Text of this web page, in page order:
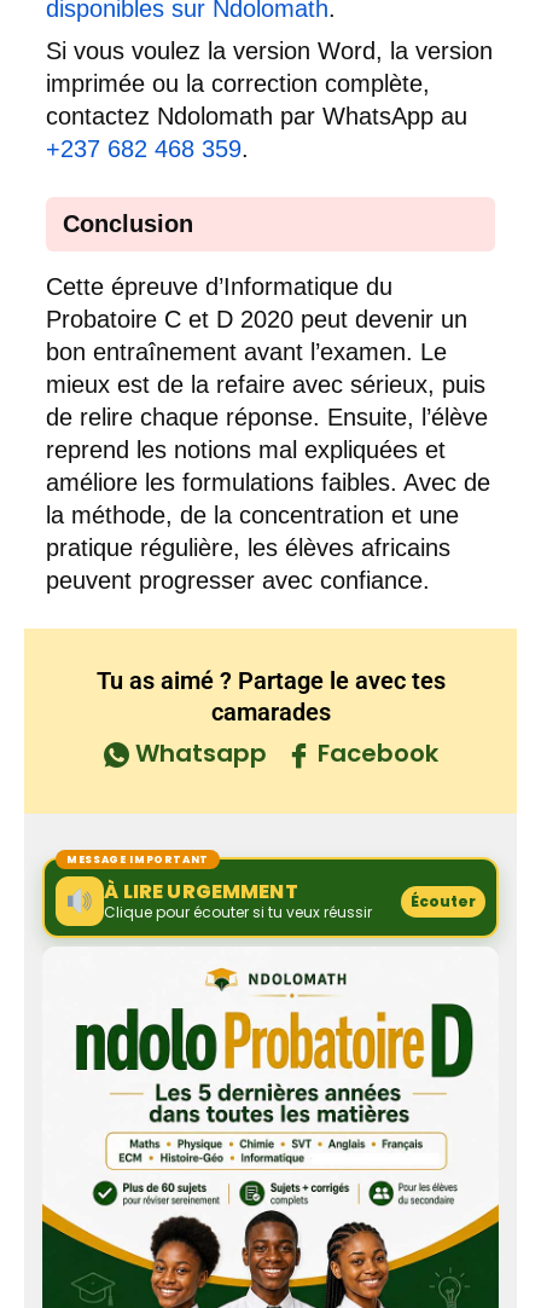
disponibles sur Ndolomath.
Si vous voulez la version Word, la version
imprimée ou la correction complète,
contactez Ndolomath par WhatsApp au
+237 682 468 359.
Conclusion
Cette épreuve d’Informatique du
Probatoire C et D 2020 peut devenir un
bon entraînement avant l’examen. Le
mieux est de la refaire avec sérieux, puis
de relire chaque réponse. Ensuite, l’élève
reprend les notions mal expliquées et
améliore les formulations faibles. Avec de
la méthode, de la concentration et une
pratique régulière, les élèves africains
peuvent progresser avec confiance.
Tu as aimé ? Partage le avec tes
camarades
Whatsapp Facebook
MESSAGE IMPORTANT
À LIRE URGEMMENT
Clique pour écouter si tu veux réussir
Écouter